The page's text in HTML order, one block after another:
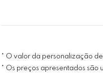
* O valor da personalização
* Os preços apresentados são